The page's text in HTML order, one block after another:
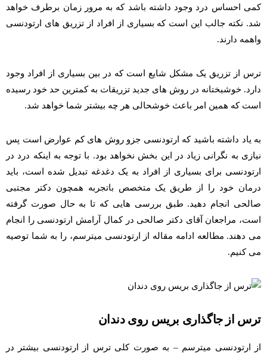
کمی احساس درد وجود داشته باشد که به مرور زمان برطرف خواهد
شد. نکته جالب این است که بسیاری از افراد از تزریق های ارتودنسی
واهمه دارند.
ترس از تزریق یک مشکل شایع است که در بین بسیاری از افراد وجود
دارد. خوشبختانه در روش های جدید تزریقات به کمترین حد خود رسیده
است که همین امر باعث خوشحالی هر چه بیشتر شما خواهد شد.
به یاد داشته باشید که ارتودنسی جزو روش های کم عوارض است پس
نیازی به نگرانی زیاد در این بخش نخواهد بود. با توجه به اینکه درد در
ارتودنسی برای بسیاری از افراد به یک دغدغه تبدیل شده است، باید
درمان خود را از طریق یک متخصص باتجربه همچون دکتر مجتبی
صالحی انجام دهید. طبق بررسی هایی که تا به حال صورت گرفته
است، مراجعان آقای دکتر صالحی در کمال آرامش ارتودنسی را انجام
می دهند. مطالعه ادامه مقاله از ارتودنسی میترسم، را به شما توصیه
می کنیم.
ترس از جاگذاری بریس روی دندان
از ارتودنسی میترسم – به صورت کلی ترس از ارتودنسی بیشتر در